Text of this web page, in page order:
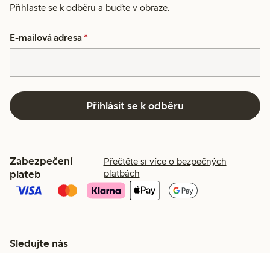
Přihlaste se k odběru a buďte v obraze.
E-mailová adresa *
Přihlásit se k odběru
Zabezpečení
plateb
Přečtěte si více o bezpečných
platbách
Sledujte nás